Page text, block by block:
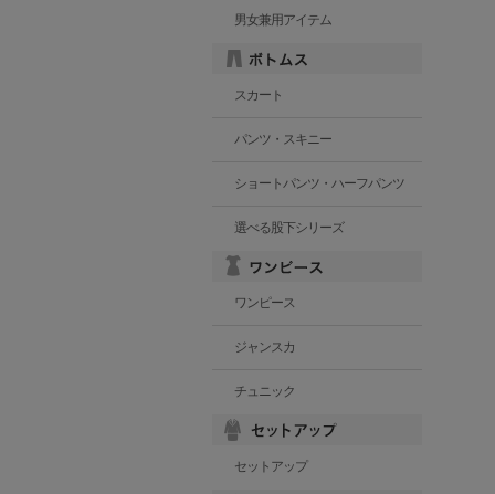
男女兼用アイテム
スカート
パンツ・スキニー
ショートパンツ・ハーフパンツ
選べる股下シリーズ
ワンピース
ジャンスカ
チュニック
セットアップ